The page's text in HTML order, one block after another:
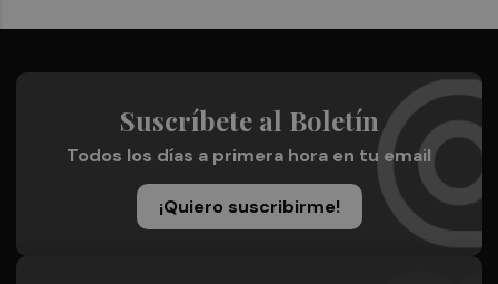
Suscríbete al Boletín
Todos los días a primera hora en tu email
¡Quiero suscribirme!